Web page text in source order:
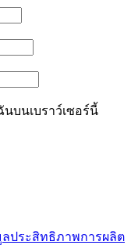
บนเบราว์เซอร์นี้
ลประสิทธิภาพการผลิต